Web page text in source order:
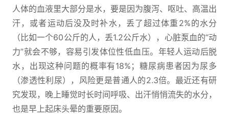
人体的血液里大部分是水，要是因为腹泻、呕吐、高温出
汗，或者运动后没及时补水，丢了超过体重2%的水分
（比如一个60公斤的人，丢1.2公斤水），心脏泵血的“动
力”就会不够，容易引发体位性低血压。年轻人运动后脱
水，出现这种问题的概率有18%；糖尿病患者因为尿多
（渗透性利尿），风险更是普通人的2.3倍。最近还有研
究发现，晚上睡觉时长时间呼吸、出汗悄悄流失的水分，
也是早上起床头晕的重要原因。